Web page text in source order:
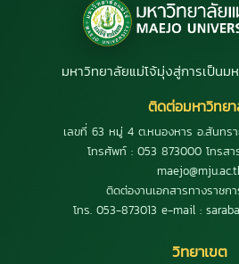
มหาวิทยาลัยแม่โจ้มุ่งสู่การเป็นม
ติดต่อมหาวิทย
เลขที่ 63 หมู่ 4 ต.หนองหาร อ.สันทร
โทรศัพท์ : 053 873000 โทรสา
ติดต่องานเอกสารทางราชก
โทร. 053-873013 e-mail :
วิทยาเขต